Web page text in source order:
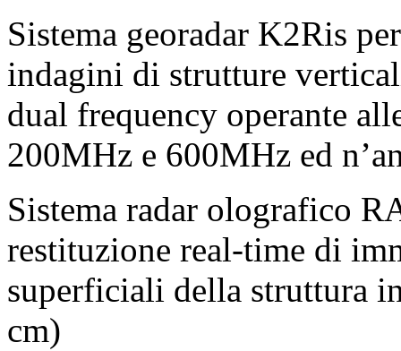
Sistema georadar K2Ris
indagini di strutture
dual frequency operante
200MHz e 600MHz ed
Sistema radar olografico
restituzione real-time di
superficiali della struttura
cm)